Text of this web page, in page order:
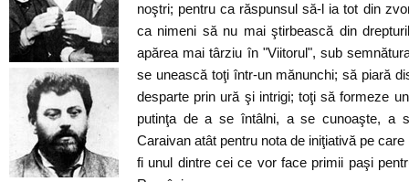
noştri; pentru ca răspunsul să-l ia tot din
ca nimeni să nu mai ştirbească din
apărea mai târziu în "Viitorul", sub
se unească toţi într-un mănunchi; să piară
desparte prin ură şi intrigi; toţi să formeze
putinţa de a se întâlni, a se cunoaşte, a
Caraivan atât pentru nota de iniţiativă pe
fi unul dintre cei ce vor face primii paşi